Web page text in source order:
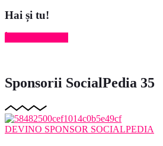
Hai și tu!
Sponsorii SocialPedia 35
DEVINO SPONSOR SOCIALPEDIA